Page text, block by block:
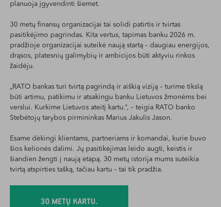
planuoja įgyvendinti šiemet.
30 metų finansų organizacijai tai solidi patirtis ir tvirtas
pasitikėjimo pagrindas. Kita vertus, tapimas banku 2026 m.
pradžioje organizacijai suteikė naują startą – daugiau energijos,
drąsos, platesnių galimybių ir ambicijos būti aktyviu rinkos
žaidėju.
„RATO bankas turi tvirtą pagrindą ir aiškią viziją – turime tikslą
būti artimu, patikimu ir atsakingu banku Lietuvos žmonėms bei
verslui. Kurkime Lietuvos ateitį kartu.“, – teigia RATO banko
Stebėtojų tarybos pirmininkas Marius Jakulis Jason.
Esame dėkingi klientams, partneriams ir komandai, kurie buvo
šios kelionės dalimi. Jų pasitikėjimas leido augti, keistis ir
šiandien žengti į naują etapą. 30 metų istorija mums suteikia
tvirtą atspirties tašką, tačiau kartu – tai tik pradžia.